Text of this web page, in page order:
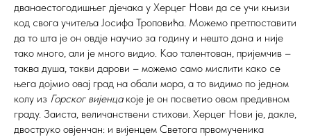
дванаестогодишњег дјечака у Херцег Нови да се учи књизи
код свога учитеља Јосифа Троповића. Можемо претпоставити
да то шта је он овдје научио за годину и нешто дана и није
тако много, али је много видио. Као талентован, пријемчив –
таква душа, такви дарови – можемо само мислити како се
њега дојмио овај град на обали мора, а то видимо по једном
колу из Горског вијенцакоје је он посветио овом предивном
граду. Заиста, величанствени стихови. Херцег Нови је, дакле,
двоструко овјенчан: и вијенцем Светога првомученика